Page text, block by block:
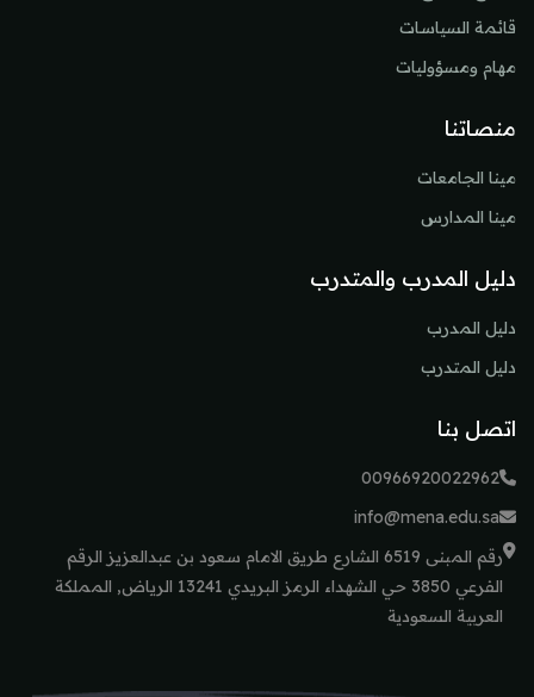
قائمة السياسات
مهام ومسؤوليات
منصاتنا
مينا الجامعات
مينا المدارس
دليل المدرب والمتدرب
دليل المدرب
دليل المتدرب
اتصل بنا
00966920022962
info@mena.edu.sa
رقم المبنى 6519 الشارع طريق الامام سعود بن عبدالعزيز الرقم
الفرعي 3850 حي الشهداء الرمز البريدي 13241 الرياض, المملكة
العربية السعودية